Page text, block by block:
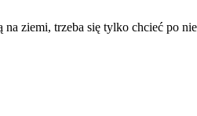
na ziemi, trzeba się tylko chcieć po